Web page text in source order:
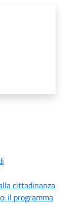
cittadinanza
il programma